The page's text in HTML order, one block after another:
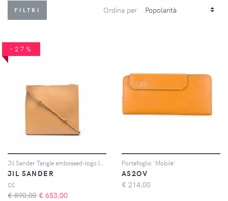
FILTRI Ordina per
-27%
Jil Sander Tangle embossed-logo leather bag - Toni neutri
JIL SANDER
OS
€ 890,00 € 653,00
Portafoglio 'Mobile'
AS2OV
€ 214,00